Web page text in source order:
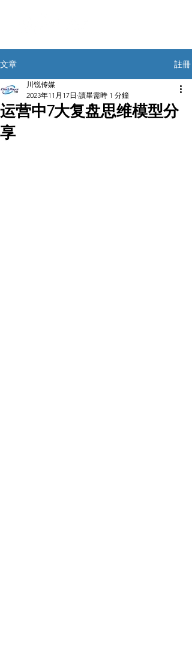
文章 註冊
运营中7大复盘思维模型分
享
川锐传媒
2023年11月17日 讀畢需時 1 分鐘